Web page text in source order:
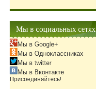
Мы в социальных сетях
Мы в Google+
Мы в Одноклассниках
Мы в twitter
Мы в Вконтакте
Присоединяйтесь!